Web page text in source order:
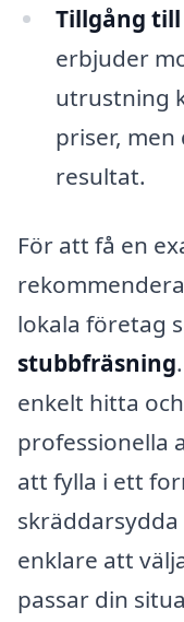
Tillgång
erbjuder
utrustning
priser,
resultat.
För att få en
lokala företag
stubbfräsning
enkelt hitta
professionella
att fylla i ett
enklare att
passar din